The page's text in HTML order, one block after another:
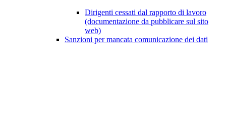
Dirigenti cessati dal rapporto di lavoro
(documentazione da pubblicare sul sito
web)
Sanzioni per mancata comunicazione dei dati